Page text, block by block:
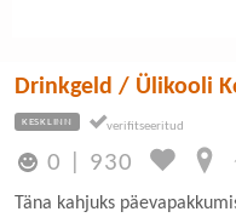
Drinkgeld / Ülikooli
KESKLINN
0 930
Täna kahjuks